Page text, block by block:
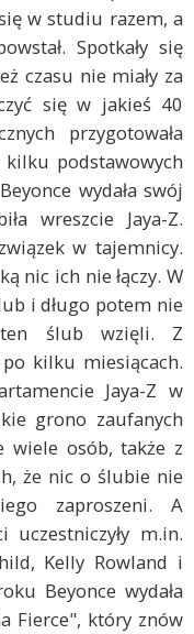
w studiu razem, a
Spotkały się
czasu nie miały za
się w jakieś 40
przygotowała
kilku podstawowych
wydała swój
wreszcie Jaya-Z.
w tajemnicy.
nic ich nie łączy. W
i długo potem nie
ślub wzięli. Z
kilku miesiącach.
Jaya-Z w
grono zaufanych
wiele osób, także z
że nic o ślubie nie
zaproszeni. A
uczestniczyły m.in.
Kelly Rowland i
Beyonce wydała
Fierce", który znów